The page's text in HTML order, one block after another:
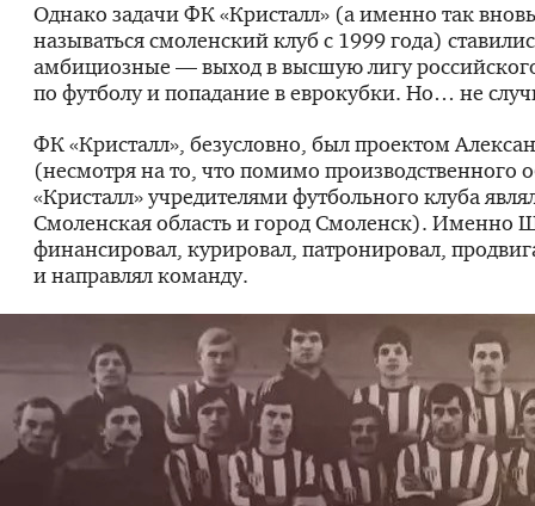
Однако задачи ФК «Кристалл» (а именно так вновь
называться смоленский клуб с 1999 года)
амбициозные — выход в высшую лигу
по футболу и попадание в еврокубки. Но… не
ФК «Кристалл», безусловно, был проектом
(несмотря на то, что помимо производственного
«Кристалл» учредителями футбольного клуба
Смоленская область и город Смоленск). Именно
финансировал, курировал, патронировал,
и направлял команду.